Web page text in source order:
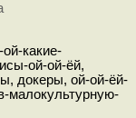
какие-
ой-ой-ёй,
докеры, ой-ой-ёй-
малокультурную-